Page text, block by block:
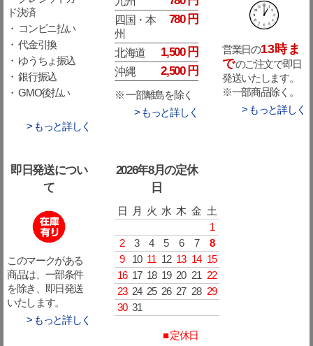
ド決済
・ コンビニ払い
・ 代金引換
・ ゆうちょ振込
・ 銀行振込
・ GMO後払い
> もっと詳しく
四国・本
州
780 円
北海道 1,500 円
沖縄 2,500 円
※ 一部離島を除く
> もっと詳しく
営業日の13時ま
でのご注文で即日
発送いたします。
※一部商品除く。
> もっと詳しく
即日発送につい
て
このマークがある
商品は、一部条件
を除き、即日発送
いたします。
> もっと詳しく
2026年8月の定休
日
日 月 火 水 木 金 土
1
2
3 4 5 6 7
8
9
10 11 12 13 14 15
16 17 18 19 20 21 22
23 24 25 26 27 28 29
30 31
■ 定休日